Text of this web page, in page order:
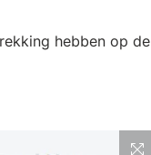
hebben op de